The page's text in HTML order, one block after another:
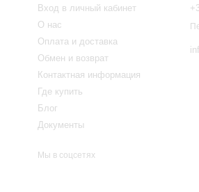
Вход в личный кабинет
О нас
Оплата и доставка
Обмен и возврат
Контактная информация
Где купить
Блог
Документы
Мы в соцсетях